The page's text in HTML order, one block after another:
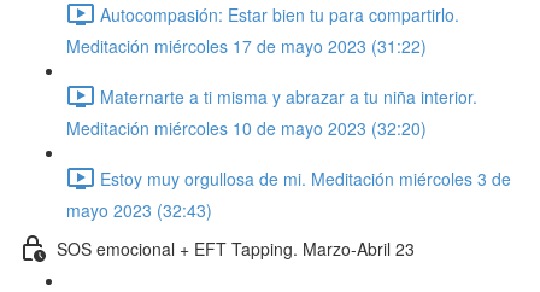
Autocompasión: Estar bien tu para compartirlo.
Meditación miércoles 17 de mayo 2023 (31:22)
Maternarte a ti misma y abrazar a tu niña interior.
Meditación miércoles 10 de mayo 2023 (32:20)
Estoy muy orgullosa de mi. Meditación miércoles 3 de
mayo 2023 (32:43)
SOS emocional + EFT Tapping. Marzo-Abril 23